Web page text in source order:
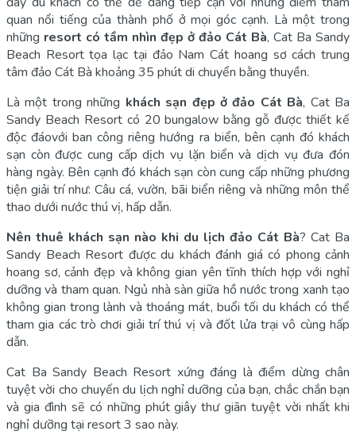
quan nổi tiếng của thành phố ở mọi góc cạnh. Là một trong
những resort có tầm nhìn đẹp ở đảo Cát Bà, Cat Ba Sandy
Beach Resort tọa lạc tại đảo Nam Cát hoang sơ cách trung
tâm đảo Cát Bà khoảng 35 phút di chuyển bằng thuyền.
Là một trong những khách sạn đẹp ở đảo Cát Bà, Cat Ba
Sandy Beach Resort có 20 bungalow bằng gỗ được thiết kế
độc đáovới ban công riêng hướng ra biển, bên cạnh đó khách
sạn còn được cung cấp dịch vụ lặn biển và dịch vụ đưa đón
hàng ngày. Bên cạnh đó khách sạn còn cung cấp những phương
tiện giải trí như: Câu cá, vườn, bãi biển riêng và những môn thể
thao dưới nước thú vị, hấp dẫn.
Nên thuê khách sạn nào khi du lịch đảo Cát Bà? Cat Ba
Sandy Beach Resort được du khách đánh giá có phong cảnh
hoang sơ, cảnh đẹp và không gian yên tĩnh thích hợp với nghỉ
dưỡng và tham quan. Ngủ nhà sàn giữa hồ nước trong xanh tạo
không gian trong lành và thoáng mát, buổi tối du khách có thể
tham gia các trò chơi giải trí thú vị và đốt lửa trại vô cùng hấp
dẫn.
Cat Ba Sandy Beach Resort xứng đáng là điểm dừng chân
tuyệt vời cho chuyến du lịch nghỉ dưỡng của bạn, chắc chắn bạn
và gia đình sẽ có những phút giây thư giãn tuyệt vời nhất khi
nghỉ dưỡng tại resort 3 sao này.